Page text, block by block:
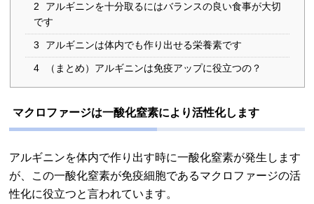
2
アルギニンを十分取るにはバランスの良い食事が大切
です
3 アルギニンは体内でも作り出せる栄養素です
4 （まとめ）アルギニンは免疫アップに役立つの？
マクロファージは一酸化窒素により活性化します
アルギニンを体内で作り出す時に一酸化窒素が発生します
が、この一酸化窒素が免疫細胞であるマクロファージの活
性化に役立つと言われています。